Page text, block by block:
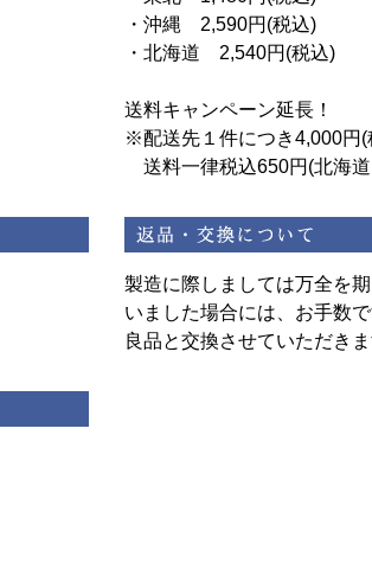
・沖縄 2,590円(税込)
・北海道 2,540円(税込)
送料キャンペーン延長！
※配送先１件につき4,000円(
送料一律税込650円(北海
製造に際しましては万全を
いました場合には、お手数
良品と交換させていただき